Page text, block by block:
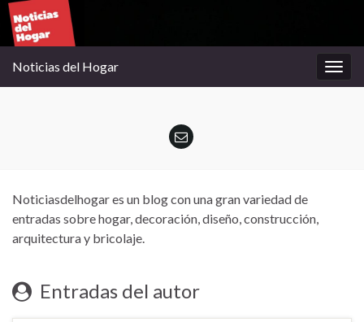
la
Noticias del Hogar
Noticiasdelhogar es un blog con una gran variedad de
entradas sobre hogar, decoración, diseño, construcción,
arquitectura y bricolaje.
Entradas del autor